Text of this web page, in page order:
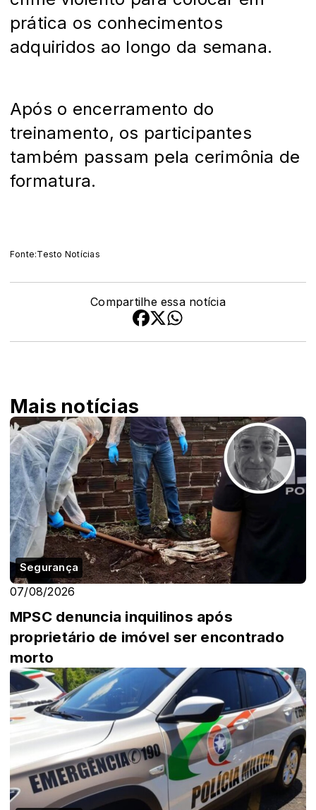
prática os conhecimentos
adquiridos ao longo da semana.
Após o encerramento do
treinamento, os participantes
também passam pela cerimônia de
formatura.
Fonte:Testo Notícias
Compartilhe essa notícia
Mais notícias
Segurança
07/08/2026
MPSC denuncia inquilinos após
proprietário de imóvel ser encontrado
morto